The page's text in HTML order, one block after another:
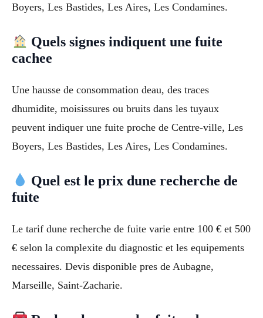
Boyers, Les Bastides, Les Aires, Les Condamines.
Quels signes indiquent une fuite
cachee
Une hausse de consommation deau, des traces
dhumidite, moisissures ou bruits dans les tuyaux
peuvent indiquer une fuite proche de Centre-ville, Les
Boyers, Les Bastides, Les Aires, Les Condamines.
Quel est le prix dune recherche de
fuite
Le tarif dune recherche de fuite varie entre 100 € et 500
€ selon la complexite du diagnostic et les equipements
necessaires. Devis disponible pres de Aubagne,
Marseille, Saint-Zacharie.